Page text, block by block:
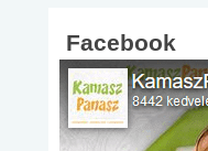
Facebook